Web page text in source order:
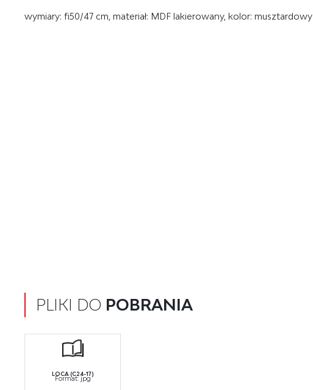
wymiary: fi50/47 cm, materiał: MDF lakierowany, kolor: musztardowy
PLIKI DO POBRANIA
LOCA (C24-17)
Format:jpg